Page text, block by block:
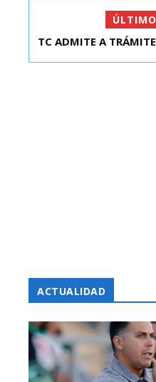
EXDIPUTADO LAVÍN
ACTUALIDAD